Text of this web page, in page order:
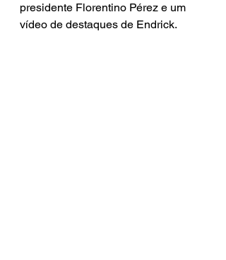
presidente Florentino Pérez e um
vídeo de destaques de Endrick.